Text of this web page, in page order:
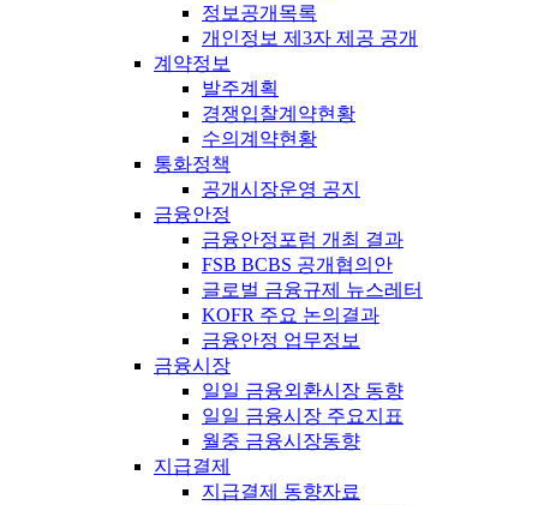
정보공개목록
개인정보 제3자 제공 공개
계약정보
발주계획
경쟁입찰계약현황
수의계약현황
통화정책
공개시장운영 공지
금융안정
금융안정포럼 개최 결과
FSB BCBS 공개협의안
글로벌 금융규제 뉴스레터
KOFR 주요 논의결과
금융안정 업무정보
금융시장
일일 금융외환시장 동향
일일 금융시장 주요지표
월중 금융시장동향
지급결제
지급결제 동향자료